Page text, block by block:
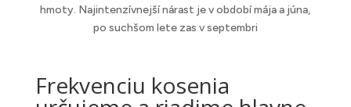
hmoty. Najintenzívnejší nárast je v období mája a júna,
po suchšom lete zas v septembri
Frekvenciu kosenia